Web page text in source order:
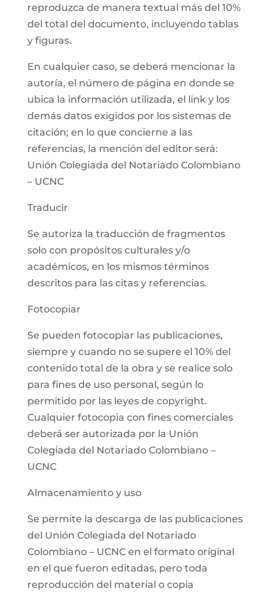
reproduzca de manera textual más del 10%
del total del documento, incluyendo tablas
y figuras.
En cualquier caso, se deberá mencionar la
autoría, el número de página en donde se
ubica la información utilizada, el link y los
demás datos exigidos por los sistemas de
citación; en lo que concierne a las
referencias, la mención del editor será:
Unión Colegiada del Notariado Colombiano
– UCNC
Traducir
Se autoriza la traducción de fragmentos
solo con propósitos culturales y/o
académicos, en los mismos términos
descritos para las citas y referencias.
Fotocopiar
Se pueden fotocopiar las publicaciones,
siempre y cuando no se supere el 10% del
contenido total de la obra y se realice solo
para fines de uso personal, según lo
permitido por las leyes de copyright.
Cualquier fotocopia con fines comerciales
deberá ser autorizada por la Unión
Colegiada del Notariado Colombiano –
UCNC
Almacenamiento y uso
Se permite la descarga de las publicaciones
del Unión Colegiada del Notariado
Colombiano – UCNC en el formato original
en el que fueron editadas, pero toda
reproducción del material o copia